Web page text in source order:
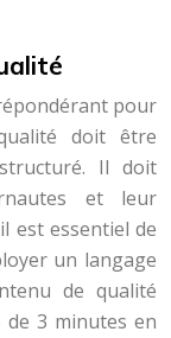
pour
doit être
Il doit
et leur
est essentiel de
un langage
de qualité
3 minutes en